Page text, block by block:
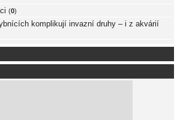
(0)
komplikují invazní druhy – i z akvárií